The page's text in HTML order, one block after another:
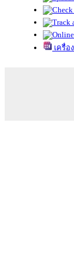
เครื่